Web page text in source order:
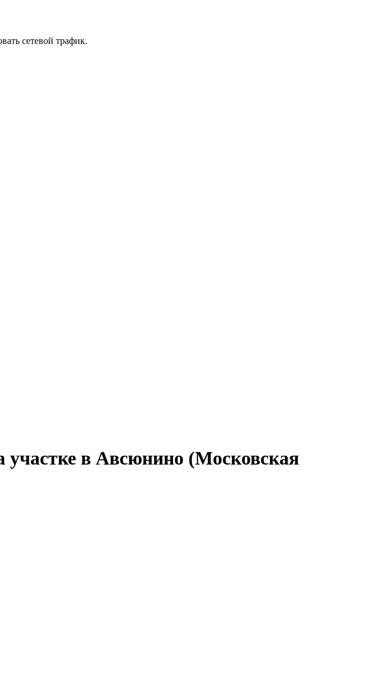
сетевой трафик.
участке в Авсюнино (Московская